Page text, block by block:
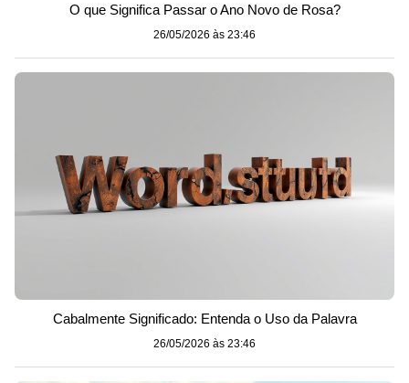
O que Significa Passar o Ano Novo de Rosa?
26/05/2026 às 23:46
Cabalmente Significado: Entenda o Uso da Palavra
26/05/2026 às 23:46